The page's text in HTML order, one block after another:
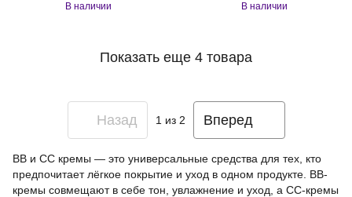
В наличии В наличии
Показать еще 4 товара
Назад 1 из 2 Вперед
BB и CC кремы — это универсальные средства для тех, кто
предпочитает лёгкое покрытие и уход в одном продукте. BB-
кремы совмещают в себе тон, увлажнение и уход, а CC-кремы